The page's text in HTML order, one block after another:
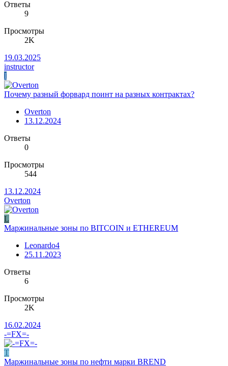
Ответы
9
Просмотры
2K
19.03.2025
instructor
I
Почему разный форвард поинт на разных контрактах?
Overton
13.12.2024
Ответы
0
Просмотры
544
13.12.2024
Overton
L
Маржинальные зоны по BITCOIN и ETHEREUM
Leonardo4
25.11.2023
Ответы
6
Просмотры
2K
16.02.2024
-=FX=-
T
Маржинальные зоны по нефти марки BREND